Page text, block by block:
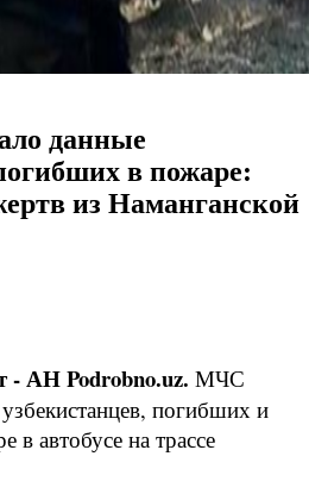
данные
в пожаре:
из Наманганской
- АН Podrobno.uz. МЧС
погибших и
в автобусе на трассе